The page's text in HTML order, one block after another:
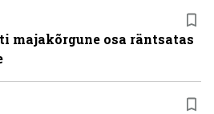
majakõrgune osa räntsatas